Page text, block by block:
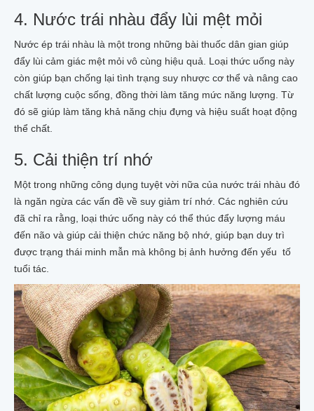
4. Nước trái nhàu đẩy lùi mệt mỏi
Nước ép trái nhàu là một trong những bài thuốc dân gian giúp
đẩy lùi cảm giác mệt mỏi vô cùng hiệu quả. Loại thức uống này
còn giúp bạn chống lại tình trạng suy nhược cơ thể và nâng cao
chất lượng cuộc sống, đồng thời làm tăng mức năng lượng. Từ
đó sẽ giúp làm tăng khả năng chịu đựng và hiệu suất hoạt động
thể chất.
5. Cải thiện trí nhớ
Một trong những công dụng tuyệt vời nữa của nước trái nhàu đó
là ngăn ngừa các vấn đề về suy giảm trí nhớ. Các nghiên cứu
đã chỉ ra rằng, loại thức uống này có thể thúc đẩy lượng máu
đến não và giúp cải thiện chức năng bộ nhớ, giúp bạn duy trì
được trạng thái minh mẫn mà không bị ảnh hưởng đến yếu tố
tuổi tác.